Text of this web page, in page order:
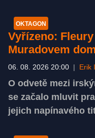
OKTAGON
Vyřízeno:
Muradovem
06. 08. 2026 20:00 Erik
O odvetě mezi
se začalo mluvit
jejich napínavého